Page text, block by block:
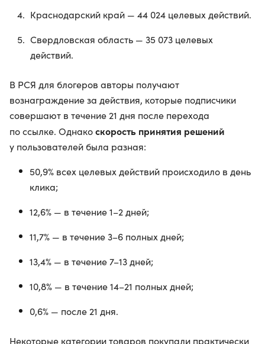
Краснодарский край — 44 024 целевых действий.
Свердловская область — 35 073 целевых
действий.
В РСЯ для блогеров авторы получают
вознаграждение за действия, которые подписчики
совершают в течение 21 дня после перехода
по ссылке. Однакоскорость принятия решений
у пользователей была разная:
50,9% всех целевых действий происходило в день
клика;
12,6% — в течение 1–2 дней;
11,7% — в течение 3–6 полных дней;
13,4% — в течение 7–13 дней;
10,8% — в течение 14–21 полных дней;
0,6% — после 21 дня.
Некоторые категории товаров покупали практически